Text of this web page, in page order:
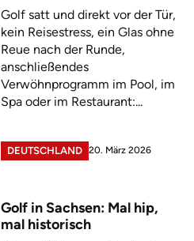
Golf satt und direkt vor der Tür,
kein Reisestress, ein Glas ohne
Reue nach der Runde,
anschließendes
Verwöhnprogramm im Pool, im
Spa oder im Restaurant:...
DEUTSCHLAND 20. März 2026
Golf in Sachsen: Mal hip,
mal historisch